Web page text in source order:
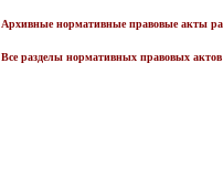
Архивные нормативные правовые
Все разделы нормативных правовых актов